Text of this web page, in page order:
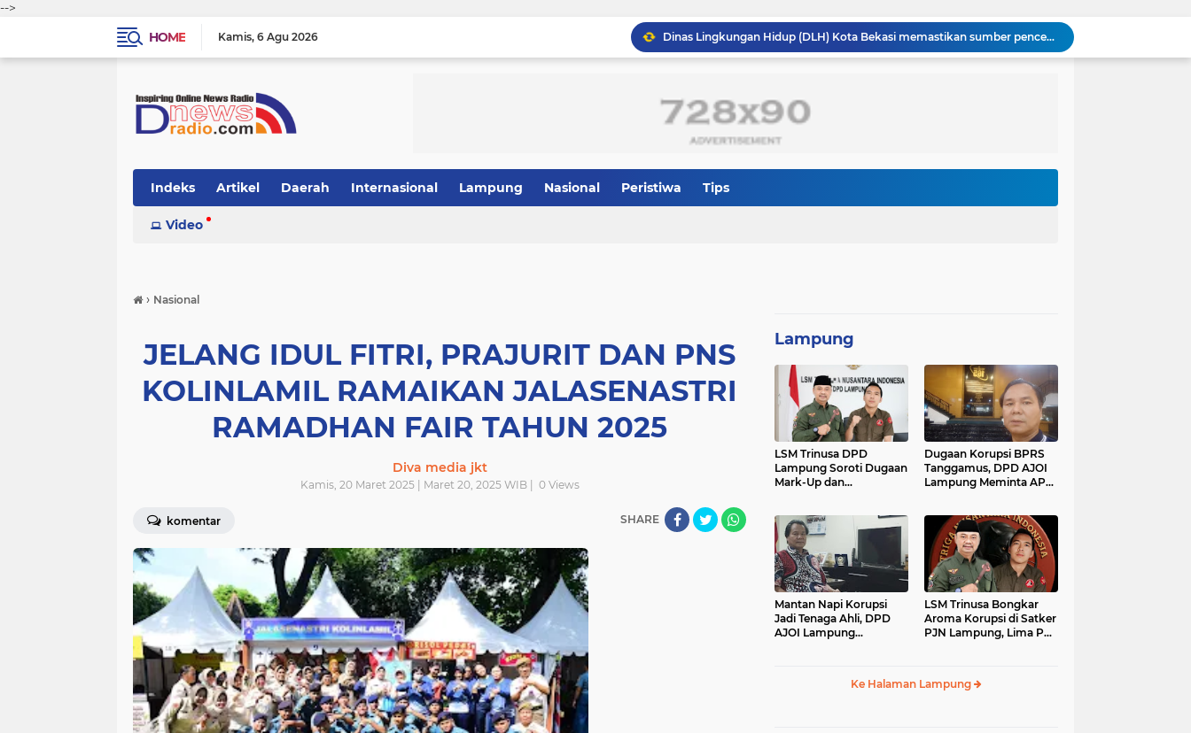
-->
HOME
Kamis 6 Agu 2026
Dinas Lingkungan Hidup (DLH) Kota Bekasi memastikan sumber pencemaran yang menyebabkan air Kali Bekasi berubah hitam pekat dalam beberapa hari terakhir
PT MRT menginvestasikan anggaran sebesar Rp300 miliar lebih untuk membangun pedestrian deck Dukuh Atas yang akan menjadi ikon baru
Kepolisian Negara Republik Indonesia (Polri) tengah mendalami penyebaran video hoaks terkait aksi demonstrasi yang beredar di media sosial. Video tersebut diketahui merupakan rekaman peristiwa lama yang kembali diunggah
Indeks Artikel Daerah Internasional Lampung Nasional Peristiwa Tips
Video
› Nasional
JELANG IDUL FITRI, PRAJURIT DAN PNS
KOLINLAMIL RAMAIKAN JALASENASTRI
RAMADHAN FAIR TAHUN 2025
Diva media jkt
Kamis, 20 Maret 2025 | Maret 20, 2025 WIB | 0Views
komentar SHARE
Lampung
LSM Trinusa DPD
Lampung Soroti Dugaan
Mark-Up dan
PKPCK
Dugaan Korupsi BPRS
Tanggamus, DPD AJOI
Lampung Meminta APH
Mantan Napi Korupsi
Jadi Tenaga Ahli, DPD
AJOI Lampung
LSM Trinusa Bongkar
Aroma Korupsi di Satker
PJN Lampung, Lima Pos
Ke Halaman Lampung